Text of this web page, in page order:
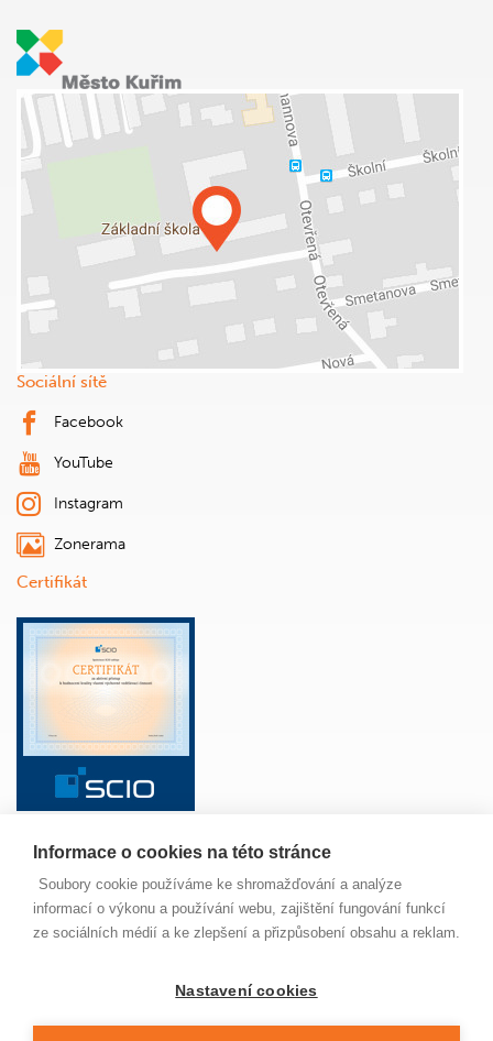
Sociální sítě
Facebook
YouTube
Instagram
Zonerama
Certifikát
ŠKOLA ANGLICKÝ JAZYK ŽÁCI
PAVUČINKA
JÍDELNA
MAPA SERVERU
NOVINKY
© 2022 Základní škola Jungmannova Kuřim, příspěvková
Informace o cookies na této stránce
Soubory cookie používáme ke shromažďování a analýze
informací o výkonu a používání webu, zajištění fungování funkcí
ze sociálních médií a ke zlepšení a přizpůsobení obsahu a reklam.
Nastavení cookies